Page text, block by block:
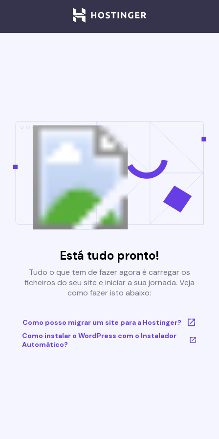
Está tudo pronto!
Tudo o que tem de fazer agora é carregar os
ficheiros do seu site e iniciar a sua jornada. Veja
como fazer isto abaixo:
Como posso migrar um site para a Hostinger?
Como instalar o WordPress com o Instalador
Automático?